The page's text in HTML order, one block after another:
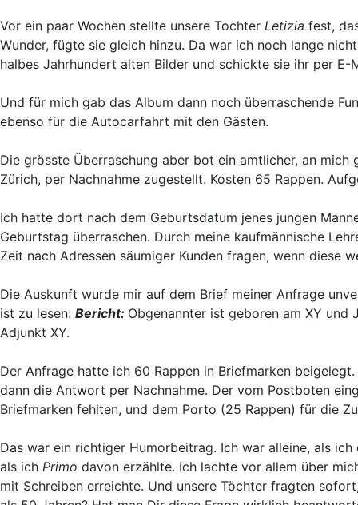
Vor ein paar Wochen stellte unsere Tochter Letizia fest,
Wunder, fügte sie gleich hinzu. Da war ich noch lange
halbes Jahrhundert alten Bilder und schickte sie ihr per E-
Und für mich gab das Album dann noch überraschende
ebenso für die Autocarfahrt mit den Gästen.
Die grösste Überraschung aber bot ein amtlicher, an
Zürich, per Nachnahme zugestellt. Kosten 65 Rappen.
Ich hatte dort nach dem Geburtsdatum jenes jungen
Geburtstag überraschen. Durch meine kaufmännische
Zeit nach Adressen säumiger Kunden fragen, wenn diese
Die Auskunft wurde mir auf dem Brief meiner Anfrage
ist zu lesen: Bericht: Obgenannter ist geboren am XY
Adjunkt XY.
Der Anfrage hatte ich 60 Rappen in Briefmarken
dann die Antwort per Nachnahme. Der vom Postboten
Briefmarken fehlten, und dem Porto (25 Rappen) für die
Das war ein richtiger Humorbeitrag. Ich war alleine, als
als ich Primo davon erzählte. Ich lachte vor allem über
mit Schreiben erreichte. Und unsere Töchter fragten